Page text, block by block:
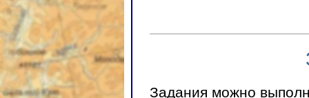
Задания можно